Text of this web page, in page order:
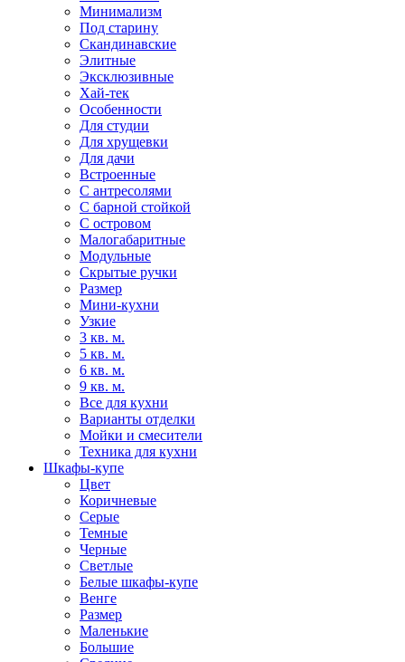
Минимализм
Под старину
Скандинавские
Элитные
Эксклюзивные
Хай-тек
Особенности
Для студии
Для хрущевки
Для дачи
Встроенные
С антресолями
С барной стойкой
С островом
Малогабаритные
Модульные
Скрытые ручки
Размер
Мини-кухни
Узкие
3 кв. м.
5 кв. м.
6 кв. м.
9 кв. м.
Все для кухни
Варианты отделки
Мойки и смесители
Техника для кухни
Шкафы-купе
Цвет
Коричневые
Серые
Темные
Черные
Светлые
Белые шкафы-купе
Венге
Размер
Маленькие
Большие